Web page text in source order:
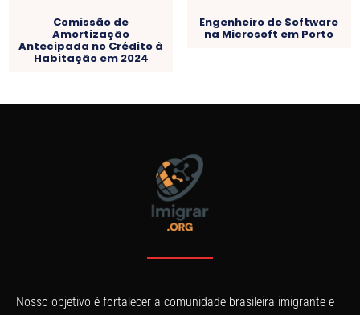
Comissão de
Amortização
Antecipada no Crédito à
Habitação em 2024
Engenheiro de Software
na Microsoft em Porto
Nosso objetivo é fortalecer a comunidade brasileira imigrante e